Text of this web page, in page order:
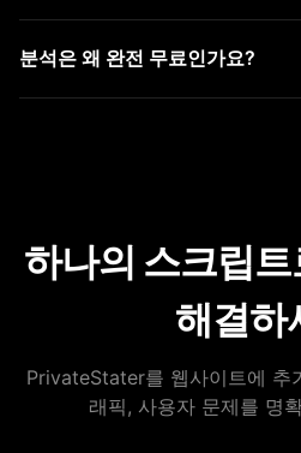
통계를 볼 수 있고, 엔터프라이즈
니다.
은 인증 제도가 아닙니다.
데이터를 최소한으로 수집해
분석은 왜 완전 무료인가요?
하나의 스크립
해결하
PrivateStater를 웹사이트에 추
래픽, 사용자 문제를 명